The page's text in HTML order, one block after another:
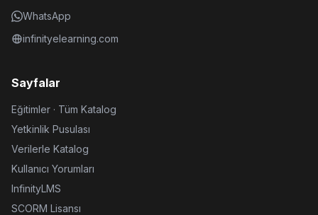
WhatsApp
infinityelearning.com
Sayfalar
Eğitimler · Tüm Katalog
Yetkinlik Pusulası
Verilerle Katalog
Kullanıcı Yorumları
InfinityLMS
SCORM Lisansı